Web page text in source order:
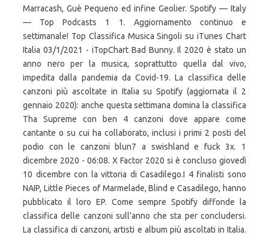
Marracash, Guè Pequeno ed infine Geolier. Spotify — Italy
— Top Podcasts 1 1. Aggiornamento continuo e
settimanale! Top Classifica Musica Singoli su iTunes Chart
Italia 03/1/2021 - iTopChart Bad Bunny. Il 2020 è stato un
anno nero per la musica, soprattutto quella dal vivo,
impedita dalla pandemia da Covid-19. La classifica delle
canzoni più ascoltate in Italia su Spotify (aggiornata il 2
gennaio 2020): anche questa settimana domina la classifica
Tha Supreme con ben 4 canzoni dove appare come
cantante o su cui ha collaborato, inclusi i primi 2 posti del
podio con le canzoni blun7 a swishland e fuck 3x. 1
dicembre 2020 - 06:08. X Factor 2020 si è concluso giovedì
10 dicembre con la vittoria di Casadilego.I 4 finalisti sono
NAIP, Little Pieces of Marmelade, Blind e Casadilego, hanno
pubblicato il loro EP. Come sempre Spotify diffonde la
classifica delle canzoni sull’anno che sta per concludersi.
La classifica di canzoni, artisti e album più ascoltati in Italia.